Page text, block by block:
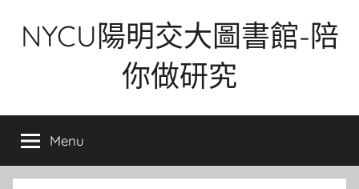
NYCU陽明交大圖書館-陪
你做研究
Menu